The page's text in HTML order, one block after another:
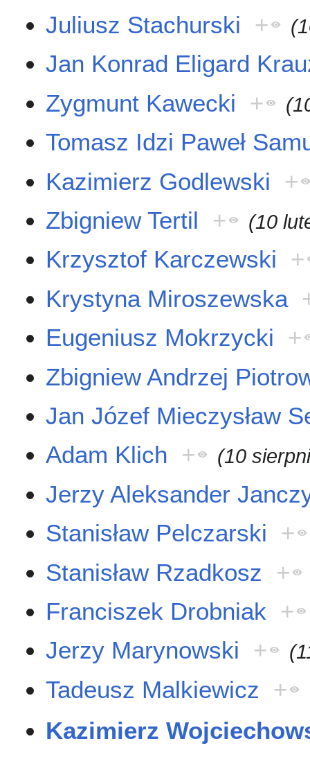
Juliusz Stachurski +
Jan Konrad Eligard
Zygmunt Kawecki
+
Tomasz Idzi Paweł
Kazimierz Godlewski
+
Zbigniew Tertil
+ (10
Krzysztof Karczewski
+
Krystyna Miroszewska
Eugeniusz Mokrzycki
+
Zbigniew Andrzej
Jan Józef Mieczysław
Adam Klich + (10
Jerzy Aleksander
Stanisław Pelczarski
+
Stanisław Rzadkosz
+
Franciszek Drobniak +
Jerzy Marynowski
+
Tadeusz Malkiewicz +
Kazimierz